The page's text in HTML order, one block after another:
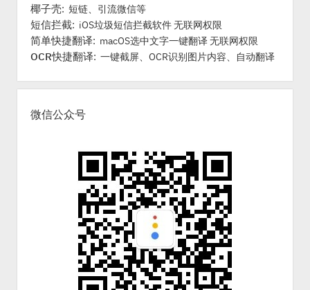
椰子壳: 短链、引流微信等
短信拦截: iOS垃圾短信拦截软件 无联网权限
简单快捷翻译: macOS选中文字一键翻译 无联网权限
OCR快捷翻译: 一键截屏、OCR识别图片内容、自动翻译
微信公众号